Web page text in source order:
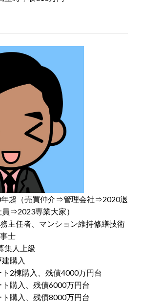
年超（売買仲介⇒管理会社⇒2020退
⇒2023専業大家）
主任者、マンション維持修繕技術
士
集人上級
購入
ト2棟購入、残債4000万円台
ト購入、残債6000万円台
ト購入、残債8000万円台